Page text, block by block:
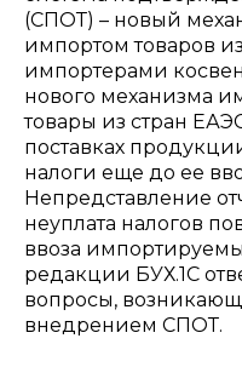
(СПОТ) – новый
импортом товаров
импортерами
нового механизма
товары из стран
поставках
налоги еще до ее
Непредставление
неуплата налогов
ввоза
редакции БУХ.1С
вопросы,
внедрением СПОТ.